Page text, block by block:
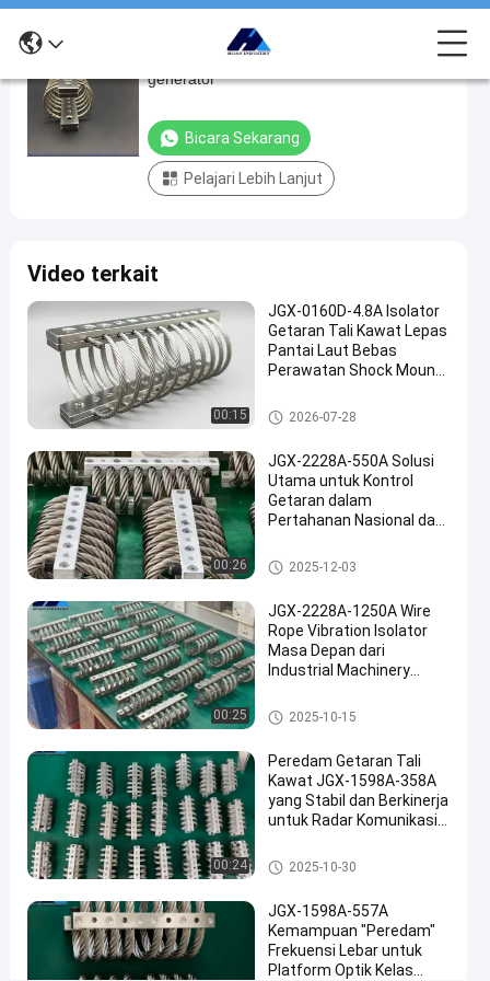
Pengisolator
getaran
kabel
peredam
Isolator
getaran
tali kawat
2024-
Berbagi
#
Damping
getaran
#
isolasi
tali
kawat
#
Damping
tali
kawat
K
a
m
r
U
A
V
D
o
Pengisolator getaran kabel peredam untuk
generator
Bicara Sekarang
Pelajari Lebih Lanjut
Video terkait
00:15
JGX-0160D-4.8A Isolator
Getaran Tali Kawat Lepas
Pantai Laut Bebas
Perawatan Shock Mount
Isolator getaran tali kawat
2026-07-28
00:26
JGX-2228A-550A Solusi
Utama untuk Kontrol
Getaran dalam
Pertahanan Nasional dan
Isolator getaran tali kawat
2025-12-03
00:25
JGX-2228A-1250A Wire
Rope Vibration Isolator
Masa Depan dari
Industrial Machinery
Isolator getaran tali kawat
2025-10-15
00:24
Peredam Getaran Tali
Kawat JGX-1598A-358A
yang Stabil dan Berkinerja
untuk Radar Komunikasi
Isolator getaran tali kawat
2025-10-30
JGX-1598A-557A
Kemampuan "Peredam"
Frekuensi Lebar untuk
Platform Optik Kelas